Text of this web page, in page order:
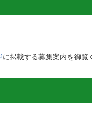
に掲載する募集案内を御覧